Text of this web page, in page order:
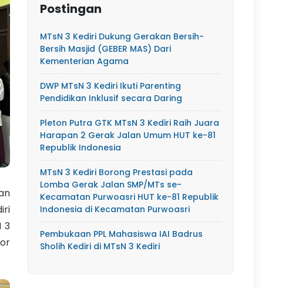
3
Postingan
MTsN 3 Kediri Dukung Gerakan Bersih-
Bersih Masjid (GEBER MAS) Dari
Kementerian Agama
DWP MTsN 3 Kediri Ikuti Parenting
Pendidikan Inklusif secara Daring
Pleton Putra GTK MTsN 3 Kediri Raih Juara
Harapan 2 Gerak Jalan Umum HUT ke-81
Republik Indonesia
MTsN 3 Kediri Borong Prestasi pada
Lomba Gerak Jalan SMP/MTs se-
Kecamatan Purwoasri HUT ke-81 Republik
Indonesia di Kecamatan Purwoasri
Pembukaan PPL Mahasiswa IAI Badrus
Sholih Kediri di MTsN 3 Kediri